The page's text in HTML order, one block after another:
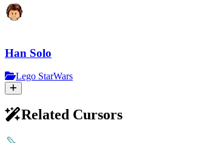
Han Solo
Lego StarWars
Related Cursors